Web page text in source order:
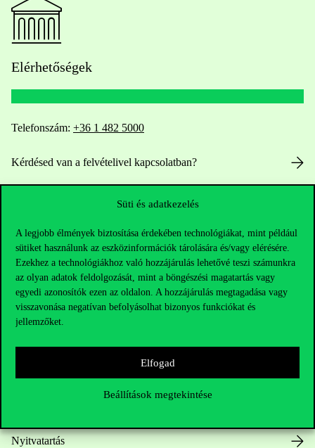
Süti és adatkezelés
A legjobb élmények biztosítása érdekében technológiákat, mint például
sütiket használunk az eszközinformációk tárolására és/vagy elérésére.
Ezekhez a technológiákhoz való hozzájárulás lehetővé teszi számunkra
az olyan adatok feldolgozását, mint a böngészési magatartás vagy
egyedi azonosítók ezen az oldalon. A hozzájárulás megtagadása vagy
visszavonása negatívan befolyásolhat bizonyos funkciókat és
jellemzőket.
Elfogad
Beállítások megtekintése
Elérhetőségek
Telefonszám: +36 1 482 5000
Kérdésed van a felvételivel kapcsolatban?
HUB jelenlegi hallgatóinknak
Sajtó:press@uni-corvinus.hu
Hasznos linkek
Nyitvatartás